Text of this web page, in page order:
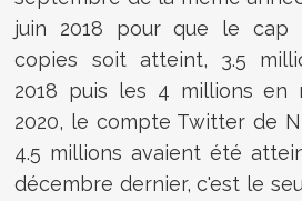
juin 2018 pour que le cap
copies soit atteint, 3.5
2018 puis les 4 millions en
2020, le compte Twitter de
4.5 millions avaient été
décembre dernier, c'est le